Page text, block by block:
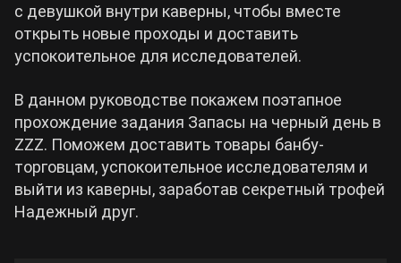
Cyberpunk 2077
с девушкой внутри каверны, чтобы вместе
открыть новые проходы и доставить
успокоительное для исследователей.
В данном руководстве покажем поэтапное
прохождение задания Запасы на черный день в
ZZZ. Поможем доставить товары банбу-
торговцам, успокоительное исследователям и
выйти из каверны, заработав секретный трофей
Надежный друг.